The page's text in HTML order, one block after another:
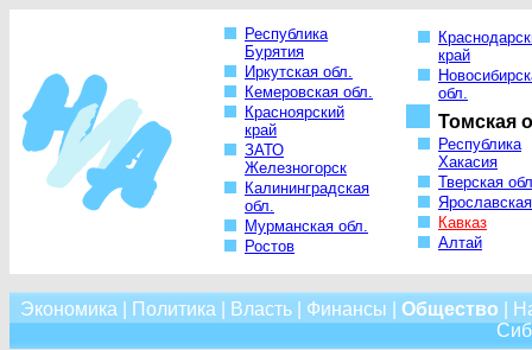
Республика
Бурятия
Иркутская обл.
Кемеровская обл.
Красноярский
край
ЗАТО
Железногорск
Калининградская
обл.
Мурманская обл.
Ростов
край
обл.
Томская
Республика
Хакасия
Тверская
Кавказ
Алтай
Экономика Политика Власть| Финансы Общество